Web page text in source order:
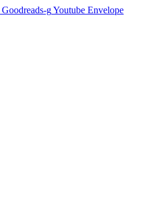
Goodreads-gYoutube Envelope